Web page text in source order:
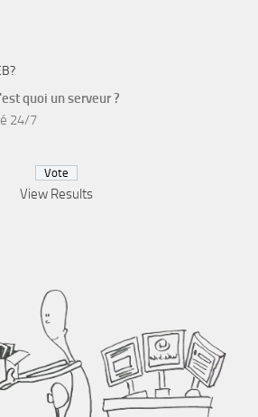
quoi un serveur ?
24/7
View Results